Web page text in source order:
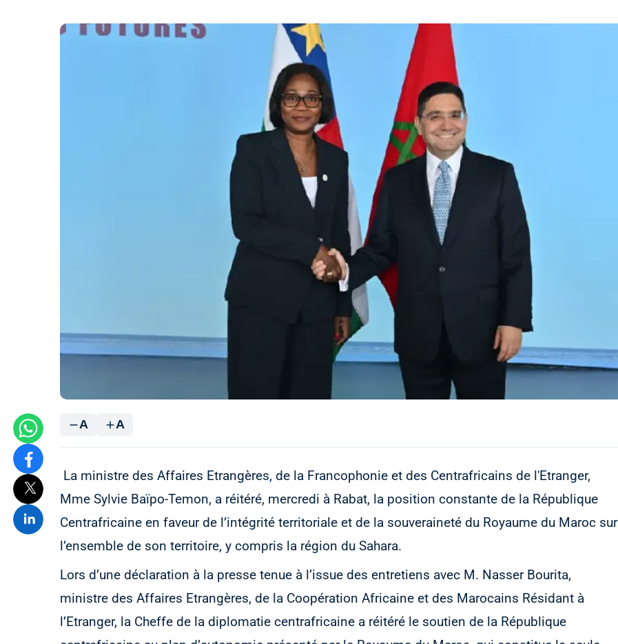
A A
La ministre des Affaires Etrangères, de la Francophonie et des Centrafricains de l'Etranger,
Mme Sylvie Baïpo-Temon, a réitéré, mercredi à Rabat, la position constante de la République
Centrafricaine en faveur de l’intégrité territoriale et de la souveraineté du Royaume du Maroc sur
l’ensemble de son territoire, y compris la région du Sahara.
Lors d’une déclaration à la presse tenue à l’issue des entretiens avec M. Nasser Bourita,
ministre des Affaires Etrangères, de la Coopération Africaine et des Marocains Résidant à
l’Etranger, la Cheffe de la diplomatie centrafricaine a réitéré le soutien de la République